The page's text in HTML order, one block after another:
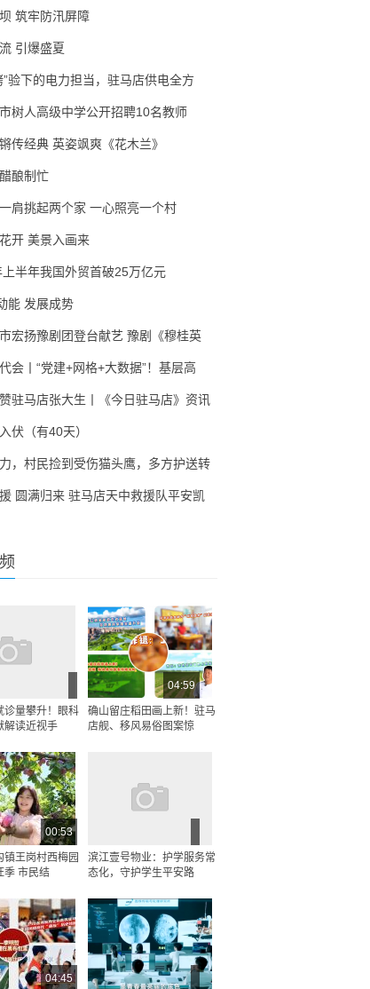
筑牢防汛屏障
引爆盛夏
”验下的电力担当，驻马店供电全方
树人高级中学公开招聘10名教师
传经典 英姿飒爽《花木兰》
酿制忙
肩挑起两个家 一心照亮一个村
开 美景入画来
半年我国外贸首破25万亿元
能 发展成势
宏扬豫剧团登台献艺 豫剧《穆桂英
会丨“党建+网格+大数据”！基层高
驻马店张大生丨《今日驻马店》资讯
伏（有40天）
，村民捡到受伤猫头鹰，多方护送转
圆满归来 驻马店天中救援队平安凯
诊量攀升！眼科
解读近视手
04:59
确山留庄稻田画上新！驻马
店舰、移风易俗图案惊
00:53
镇王岗村西梅园
季 市民结
滨江壹号物业：护学服务常
态化，守护学生平安路
04:45